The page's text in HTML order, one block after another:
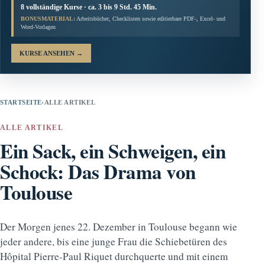
8 vollständige Kurse · ca. 3 bis 9 Std. 45 Min.
BONUSMATERIAL: Arbeitsbücher, Checklisten sowie editierbare PDF-, Excel- und
Word-Vorlagen
KURSE ANSEHEN →
STARTSEITE› ALLE ARTIKEL
ALLE ARTIKEL
Ein Sack, ein Schweigen, ein
Schock: Das Drama von
Toulouse
Der Morgen jenes 22. Dezember in Toulouse begann wie
jeder andere, bis eine junge Frau die Schiebetüren des
Hôpital Pierre-Paul Riquet durchquerte und mit einem